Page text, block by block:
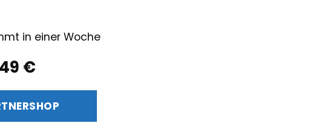
€
€Aktueller
ist:
13,49 €.
in einer Woche